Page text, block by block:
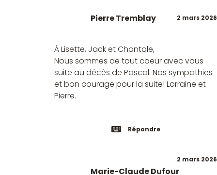
2 mars 2026
Pierre Tremblay
À Lisette, Jack et Chantale,
Nous sommes de tout coeur avec vous
suite au décès de Pascal. Nos sympathies
et bon courage pour la suite! Lorraine et
Pierre.
Répondre
2 mars 2026
Marie-Claude Dufour